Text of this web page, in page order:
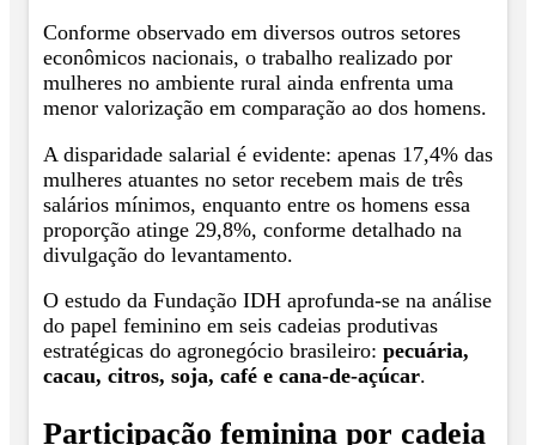
Conforme observado em diversos outros setores
econômicos nacionais, o trabalho realizado por
mulheres no ambiente rural ainda enfrenta uma
menor valorização em comparação ao dos homens.
A disparidade salarial é evidente: apenas 17,4% das
mulheres atuantes no setor recebem mais de três
salários mínimos, enquanto entre os homens essa
proporção atinge 29,8%, conforme detalhado na
divulgação do levantamento.
O estudo da Fundação IDH aprofunda-se na análise
do papel feminino em seis cadeias produtivas
estratégicas do agronegócio brasileiro: pecuária,
cacau, citros, soja, café e cana-de-açúcar.
Participação feminina por cadeia